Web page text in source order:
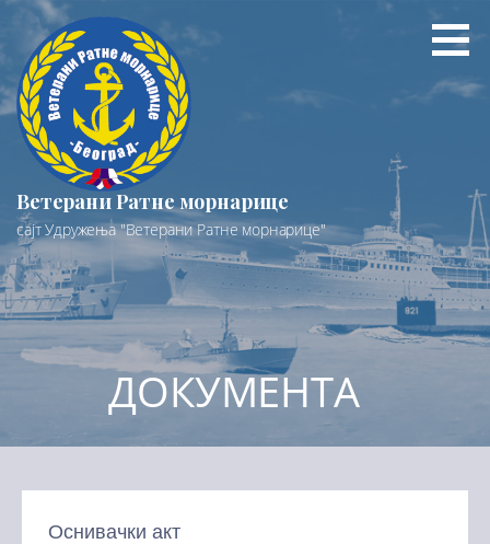
Preskoči
sadržaj
Ветерани Ратне морнарице
сајт Удружења "Ветерани Ратне морнарице"
ДОКУМЕНТА
Оснивачки акт